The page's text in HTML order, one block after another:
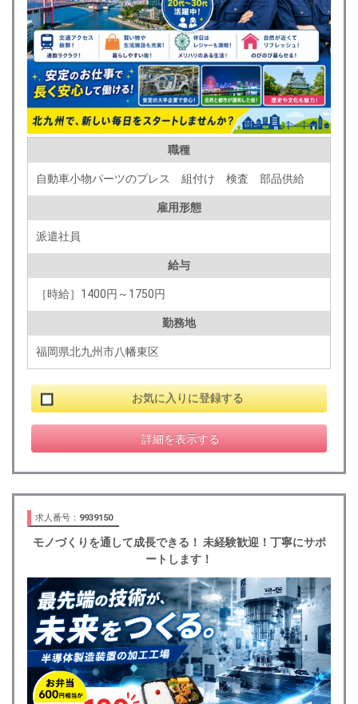
職種
自動車小物パーツのプレス 組付け 検査 部品供給
雇用形態
派遣社員
給与
［時給］1400円～1750円
勤務地
福岡県北九州市八幡東区
お気に入りに登録する
詳細を表示する
求人番号： 9939150
モノづくりを通して成長できる！ 未経験歓迎！丁寧にサポ
ートします！